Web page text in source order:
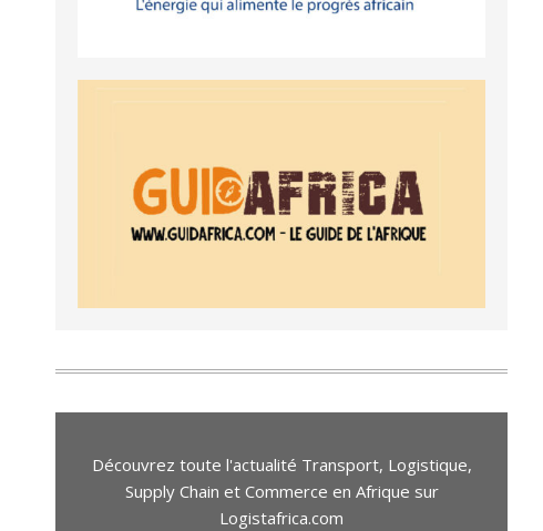
Découvrez toute l'actualité Transport, Logistique,
Supply Chain et Commerce en Afrique sur
Logistafrica.com